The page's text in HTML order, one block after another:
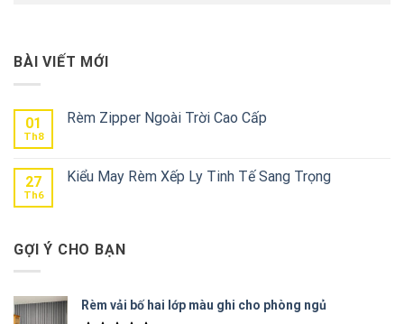
BÀI VIẾT MỚI
01
Th8
Rèm Zipper Ngoài Trời Cao Cấp
27
Th6
Kiểu May Rèm Xếp Ly Tinh Tế Sang Trọng
GỢI Ý CHO BẠN
Rèm vải bố hai lớp màu ghi cho phòng ngủ